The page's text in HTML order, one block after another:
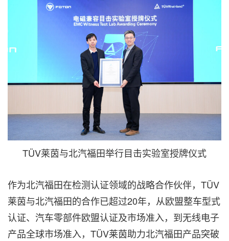
TÜV莱茵与北汽福田举行目击实验室授牌仪式
作为北汽福田在检测认证领域的战略合作伙伴，TÜV
莱茵与北汽福田的合作已超过20年，从欧盟整车型式
认证、汽车零部件欧盟认证及市场准入，到无线电子
产品全球市场准入，TÜV莱茵助力北汽福田产品突破